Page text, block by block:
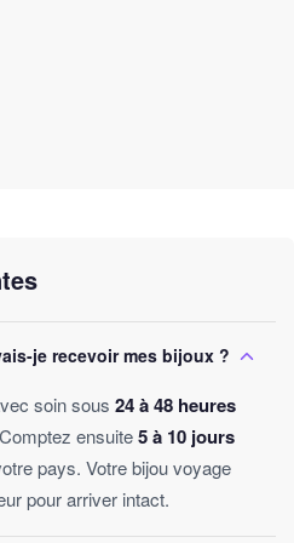
je recevoir mes bijoux ?
soin sous 24 à 48 heures
ensuite5 à 10 jours
pays. Votre bijou voyage
pour arriver intact.